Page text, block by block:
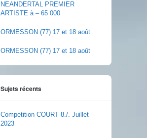
NEANDERTAL PREMIER
ARTISTE à – 65 000
ORMESSON (77) 17 et 18 août
ORMESSON (77) 17 et 18 août
Sujets récents
Competition COURT 8./. Juillet
2023